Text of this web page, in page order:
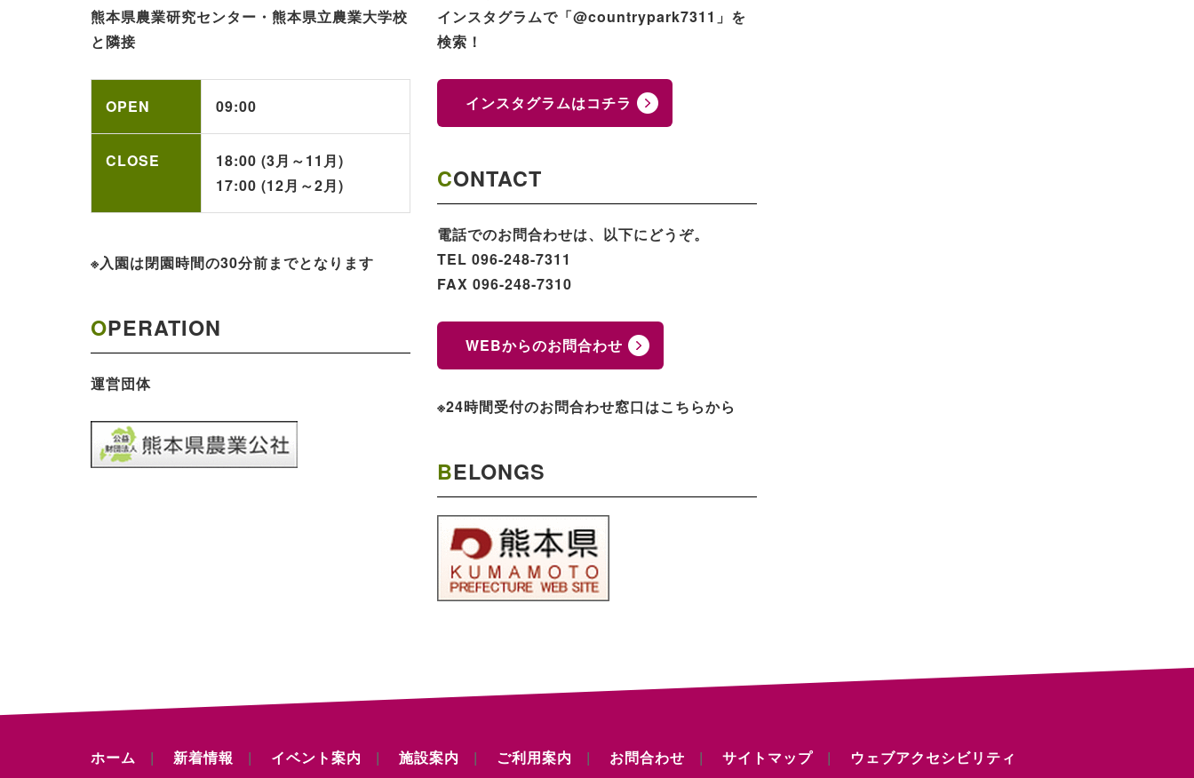
熊本県農業研究センター・熊本県立農業大学校
と隣接
OPEN 09:00
CLOSE
18:00 (3月～11月)
17:00 (12月～2月)
※入園は閉園時間の30分前までとなります
OPERATION
運営団体
インスタグラムで「@countrypark7311」を
検索！
インスタグラムはコチラ
CONTACT
電話でのお問合わせは、以下にどうぞ。
TEL 096-248-7311
FAX 096-248-7310
WEBからのお問合わせ
※24時間受付のお問合わせ窓口はこちらから
BELONGS
ホーム 新着情報 イベント案内 施設案内 ご利用案内 お問合わせ サイトマップ ウェブアクセシビリティ